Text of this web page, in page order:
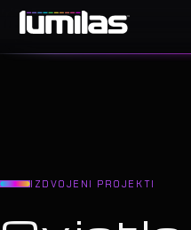
IZDVOJENI PROJEKTI